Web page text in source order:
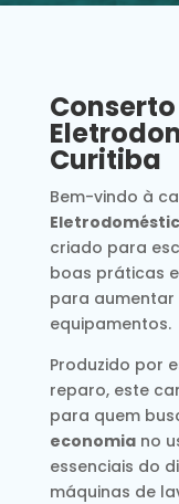
Curitiba
Bem-vindo à
criado para
boas práticas
para aumentar
equipamentos.
Produzido por
reparo, este
para quem
economiano
essenciais do
máquinas de